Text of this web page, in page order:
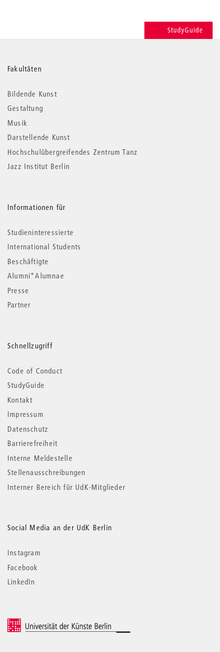
StudyGuide
Weitere
Informationen
Fakultäten
Bildende Kunst
Gestaltung
Musik
Darstellende Kunst
Hochschulübergreifendes Zentrum Tanz
Jazz Institut Berlin
Informationen für
Studieninteressierte
International Students
Beschäftigte
Alumni*Alumnae
Presse
Partner
Schnellzugriff
Code of Conduct
StudyGuide
Kontakt
Impressum
Datenschutz
Barrierefreiheit
Interne Meldestelle
Stellenausschreibungen
Interner Bereich für UdK-Mitglieder
Social Media an der UdK Berlin
Instagram
Facebook
LinkedIn
© 2026 Universität der Künste Berlin